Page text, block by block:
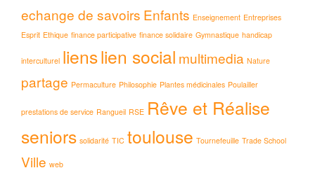
echange de savoirs Enfants Enseignement Entreprises
Esprit Ethique finance participative finance solidaire Gymnastique handicap
interculturel lienslien social multimedia Nature
partage Permaculture Philosophie Plantes médicinales Poulailler
prestations de service Rangueil RSE Rêve et Réalise
seniors solidarité TIC toulouse Tournefeuille Trade School
Ville web